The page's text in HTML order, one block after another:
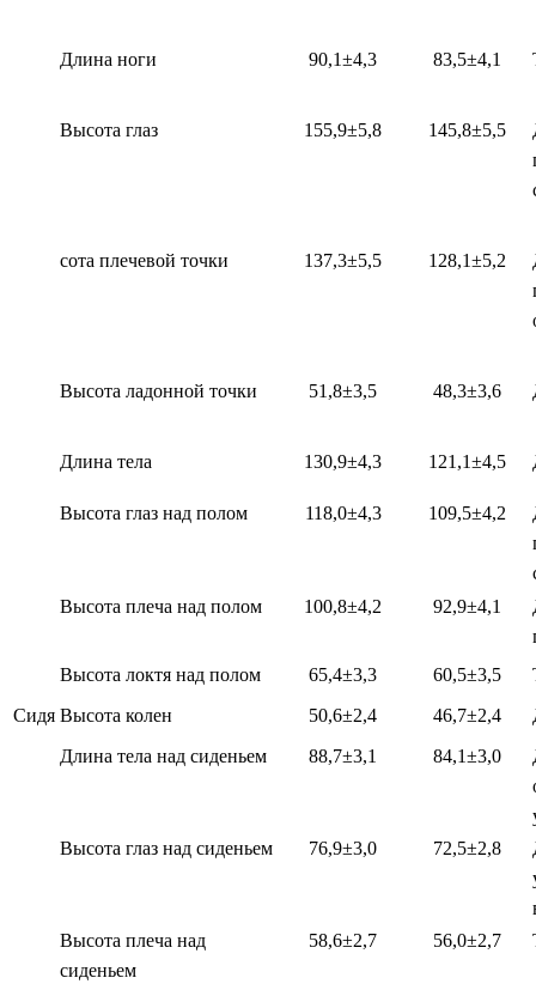
Длина ноги 90,1±4,3 83,5±4,1
Высота глаз 155,9±5,8 145,8±5,5
сота плечевой точки 137,3±5,5 128,1±5,2
Высота ладонной точки 51,8±3,5 48,3±3,6
Длина тела 130,9±4,3 121,1±4,5
Высота глаз над полом 118,0±4,3 109,5±4,2
Высота плеча над полом
100,8±4,2 92,9±4,1
Высота локтя над полом
65,4±3,3 60,5±3,5
Сидя Высота колен 50,6±2,4 46,7±2,4
Длина тела над сиденьем
88,7±3,1 84,1±3,0
Высота глаз над сиденьем
76,9±3,0 72,5±2,8
Высота плеча над
сиденьем
58,6±2,7 56,0±2,7